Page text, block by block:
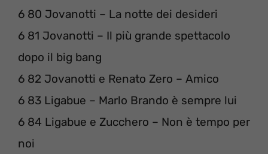
6 80 Jovanotti – La notte dei desideri
6 81 Jovanotti – Il più grande spettacolo
dopo il big bang
6 82 Jovanotti e Renato Zero – Amico
6 83 Ligabue – Marlo Brando è sempre lui
6 84 Ligabue e Zucchero – Non è tempo per
noi